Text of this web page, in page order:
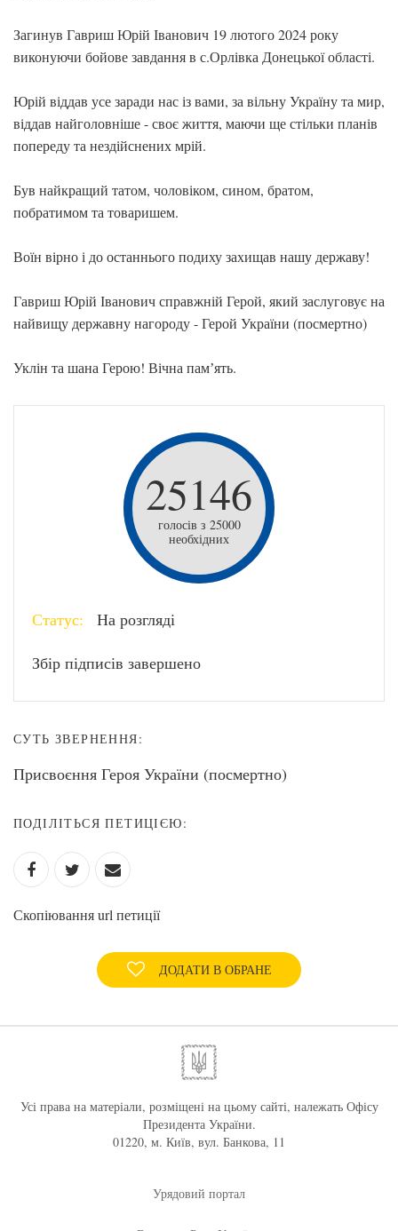
Загинув Гавриш Юрій Іванович 19 лютого 2024 року
виконуючи бойове завдання в с.Орлівка Донецької області.
Юрій віддав усе заради нас із вами, за вільну Україну та мир,
віддав найголовніше - своє життя, маючи ще стільки планів
попереду та нездійснених мрій.
Був найкращий татом, чоловіком, сином, братом,
побратимом та товаришем.
Воїн вірно і до останнього подиху захищав нашу державу!
Гавриш Юрій Іванович справжній Герой, який заслуговує на
найвищу державну нагороду - Герой України (посмертно)
Уклін та шана Герою! Вічна памʼять.
25146
голосів з 25000
необхідних
Статус: На розгляді
Збір підписів завершено
СУТЬ ЗВЕРНЕННЯ:
Присвоєння Героя України (посмертно)
ПОДІЛІТЬСЯ ПЕТИЦІЄЮ:
Скопіювання url петиції
ДОДАТИ В ОБРАНЕ
Усі права на матеріали, розміщені на цьому сайті, належать Офісу
Президента України.
01220, м. Київ, вул. Банкова, 11
Урядовий портал